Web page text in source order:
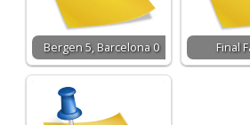
Bergen 5, Barcelona 0 Final